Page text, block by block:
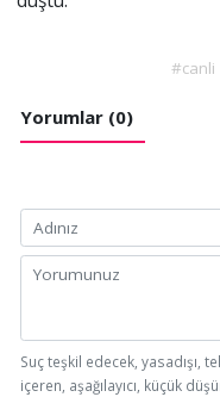
#canli
Yorumlar (0)
Suç teşkil edecek, yasadışı,
içeren, aşağılayıcı, küçük